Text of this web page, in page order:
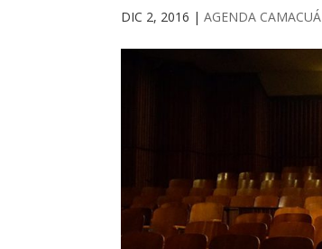
DIC 2, 2016 |AGENDA CAMACUÁ